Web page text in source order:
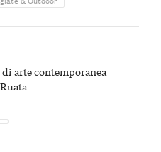
arte contemporanea